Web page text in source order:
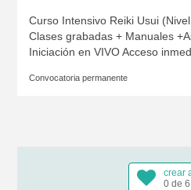
Curso Intensivo Reiki Usui
Clases grabadas + Manuales
Iniciación en VIVO Acceso
Convocatoria permanente
crear
0 de 6